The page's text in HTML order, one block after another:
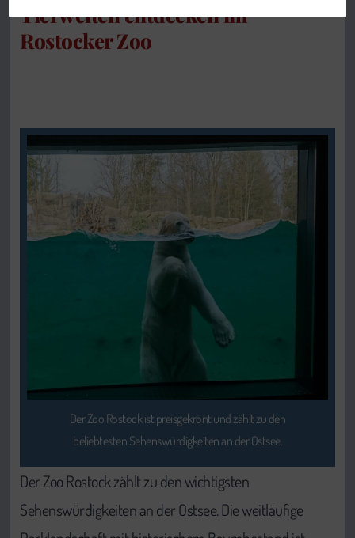
Tierwelten entdecken im
Rostocker Zoo
Der Zoo Rostock ist preisgekrönt und zählt zu den
beliebtesten Sehenswürdigkeiten an der Ostsee.
Der Zoo Rostock zählt zu den wichtigsten
Sehenswürdigkeiten an der Ostsee. Die weitläufige